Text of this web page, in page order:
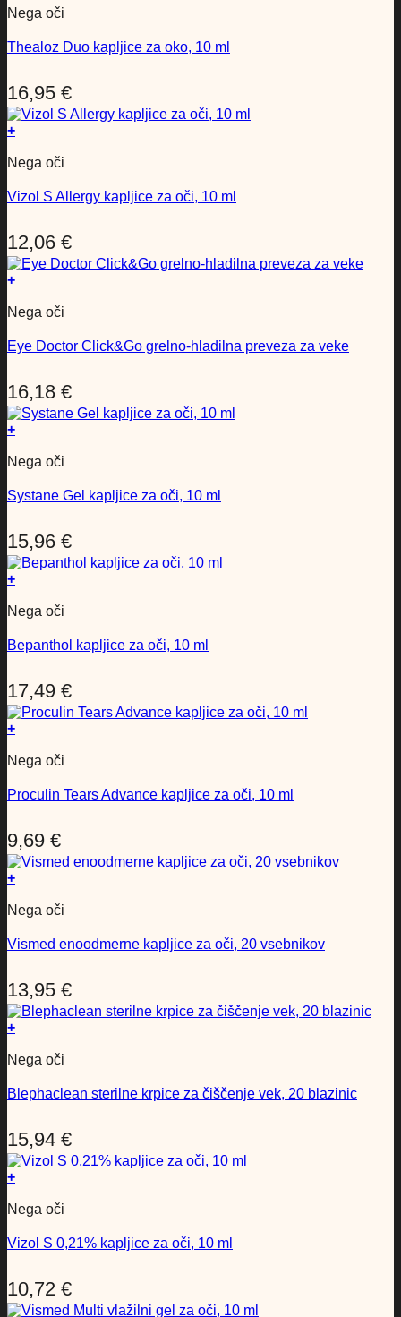
Nega oči
Thealoz Duo kapljice za oko, 10 ml
16,95 €
+
Nega oči
Vizol S Allergy kapljice za oči, 10 ml
12,06 €
+
Nega oči
Eye Doctor Click&Go grelno-hladilna preveza za veke
16,18 €
+
Nega oči
Systane Gel kapljice za oči, 10 ml
15,96 €
+
Nega oči
Bepanthol kapljice za oči, 10 ml
17,49 €
+
Nega oči
Proculin Tears Advance kapljice za oči, 10 ml
9,69 €
+
Nega oči
Vismed enoodmerne kapljice za oči, 20 vsebnikov
13,95 €
+
Nega oči
Blephaclean sterilne krpice za čiščenje vek, 20 blazinic
15,94 €
+
Nega oči
Vizol S 0,21% kapljice za oči, 10 ml
10,72 €